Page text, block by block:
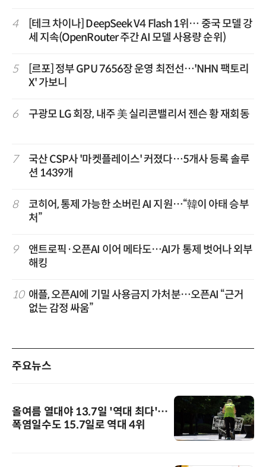
4
[테크 차이나] DeepSeek V4 Flash 1위… 중국 모델 강
세 지속(OpenRouter 주간 AI 모델 사용량 순위)
5
[르포] 정부 GPU 7656장 운영 최전선…'NHN 팩토리
X' 가보니
6 구광모 LG 회장, 내주 美 실리콘밸리서 젠슨 황 재회동
7
국산 CSP사 '마켓플레이스' 커졌다…5개사 등록 솔루
션 1439개
8
코히어, 통제 가능한 소버린 AI 지원…“韓이 아태 승부
처”
9
앤트로픽·오픈AI 이어 메타도…AI가 통제 벗어나 외부
해킹
10 애플, 오픈AI에 기밀 사용금지 가처분…오픈AI “근거
없는 감정 싸움”
주요뉴스
올여름 열대야 13.7일 '역대 최다'…
폭염일수도 15.7일로 역대 4위